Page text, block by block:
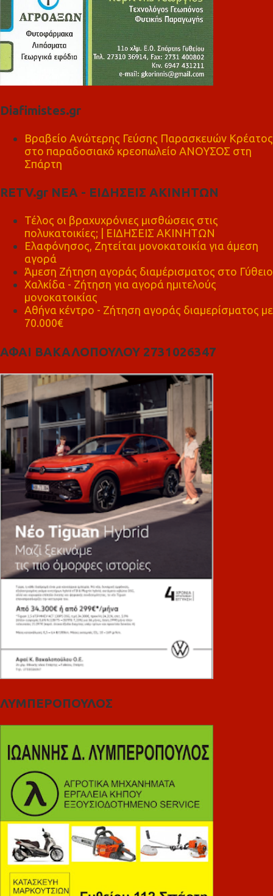
Diafimistes.gr
Βραβείο Ανώτερης Γεύσης Παρασκευών Κρέατος
στο παραδοσιακό κρεοπωλείο ΑΝΟΥΣΟΣ στη
Σπάρτη
RETV.gr ΝΕΑ - ΕΙΔΗΣΕΙΣ ΑΚΙΝΗΤΩΝ
Τέλος οι βραχυχρόνιες μισθώσεις στις
πολυκατοικίες; | ΕΙΔΗΣΕΙΣ ΑΚΙΝΗΤΩΝ
Ελαφόνησος, Ζητείται μονοκατοικία για άμεση
αγορά
Άμεση Ζήτηση αγοράς διαμέρισματος στο Γύθειο
Χαλκίδα - Ζήτηση για αγορά ημιτελούς
μονοκατοικίας
Αθήνα κέντρο - Ζήτηση αγοράς διαμερίσματος με
70.000€
ΑΦΑΙ ΒΑΚΑΛΟΠΟΥΛΟΥ 2731026347
ΛΥΜΠΕΡΟΠΟΥΛΟΣ